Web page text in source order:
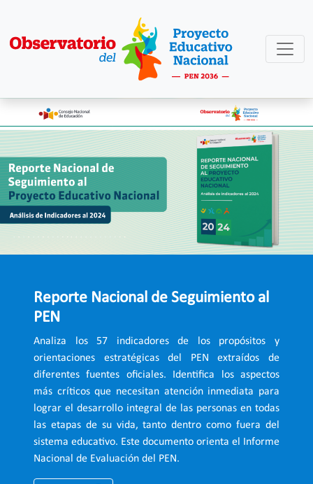
Reporte Nacional de Seguimiento al
PEN
Analiza los 57 indicadores de los propósitos y
orientaciones estratégicas del PEN extraídos de
diferentes fuentes oficiales. Identifica los aspectos
más críticos que necesitan atención inmediata para
lograr el desarrollo integral de las personas en todas
las etapas de su vida, tanto dentro como fuera del
sistema educativo. Este documento orienta el Informe
Nacional de Evaluación del PEN.
Reporte Regional de Seguimiento al
PEN
Ofrece información actualizada y relevante sobre el
progreso del PEN al 2036 en las diversas regiones del
país. Este reporte proporciona un análisis detallado
de los avances, retrocesos y estancamientos en
relación con los propósitos y orientaciones
estratégicas del PEN en cada territorio.
Leer más
Indicadores del SISE-PEN
Permiten medir el progreso en aspectos clave de los
propósitos y orientaciones estratégicas del PEN.
Posibilitan un seguimiento objetivo y continuo del
desarrollo de la educación, apoyando la toma de
decisiones basadas en evidencia y promoviendo la
transparencia y la participación ciudadana.
Leer más